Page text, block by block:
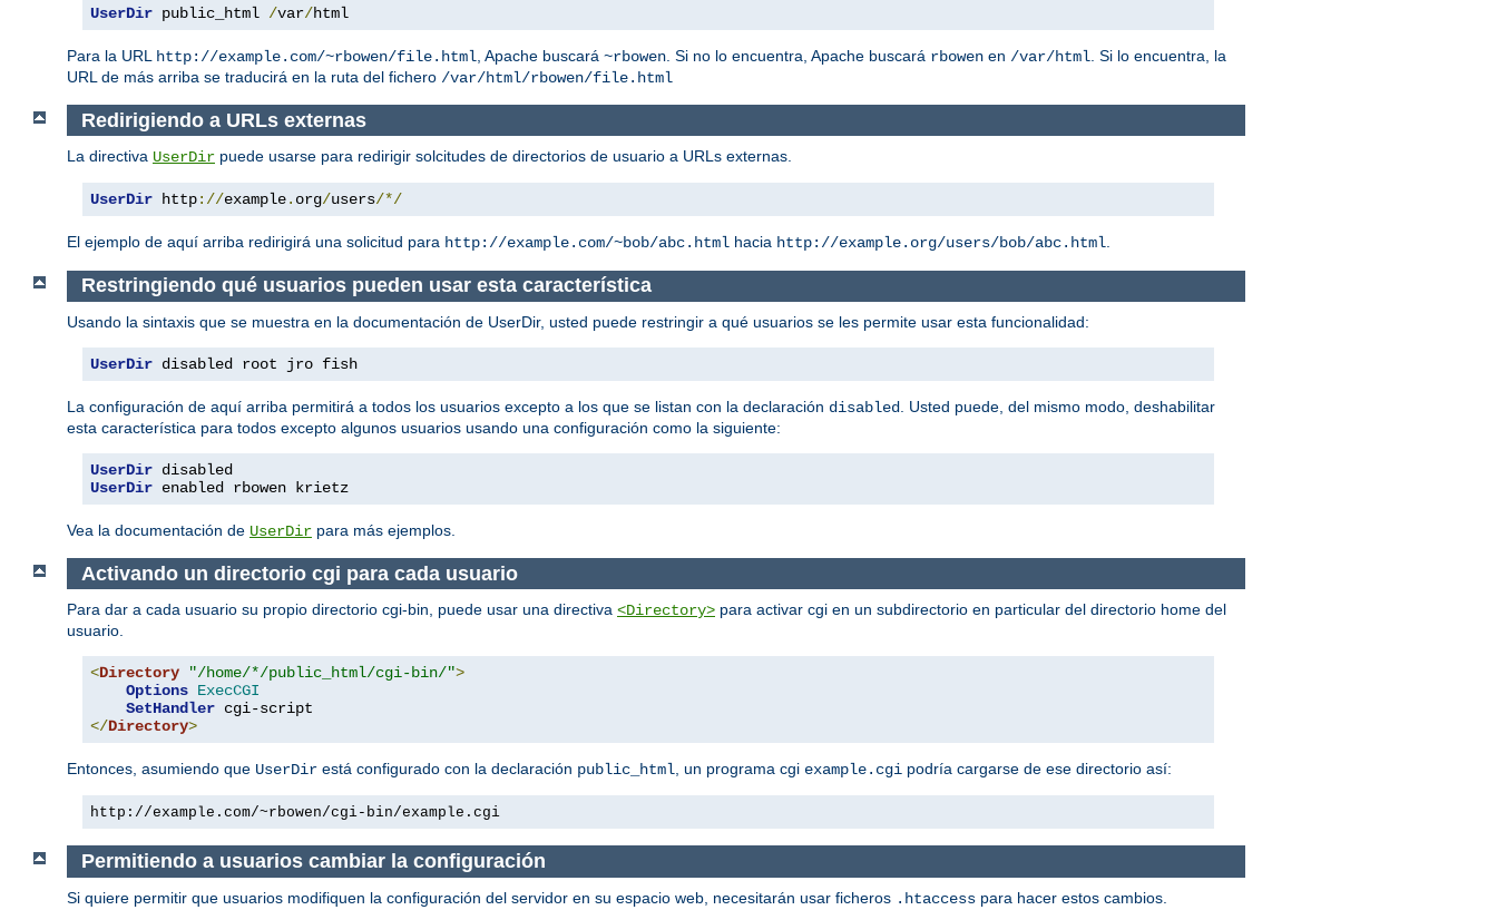
UserDir public_html /var/html
Para la URL http://example.com/~rbowen/file.html , Apache buscará ~rbowen . Si no lo encuentra, Apache buscará rbowen en /var/html . Si lo encuentra, la
URL de más arriba se traducirá en la ruta del fichero /var/html/rbowen/file.html
Redirigiendo a URLs externas
La directiva UserDir puede usarse para redirigir solcitudes de directorios de usuario a URLs externas.
UserDir http://example. org/users/*/
El ejemplo de aquí arriba redirigirá una solicitud para http://example.com/~bob/abc.html hacia http://example.org/users/bob/abc.html.
Restringiendo qué usuarios pueden usar esta característica
Usando la sintaxis que se muestra en la documentación de UserDir, usted puede restringir a qué usuarios se les permite usar esta funcionalidad:
UserDir disabled root jro fish
La configuración de aquí arriba permitirá a todos los usuarios excepto a los que se listan con la declaración disabled
. Usted puede, del mismo modo, deshabilitar
esta característica para todos excepto algunos usuarios usando una configuración como la siguiente:
UserDir
UserDir enabled rbowen krietz
Vea la documentación de UserDir para más ejemplos.
Activando un directorio cgi para cada usuario
Para dar a cada usuario su propio directorio cgi-bin, puede usar una directiva <Directory> para activar cgi en un subdirectorio en particular del directorio home del
usuario.
<Directory "/home/*/public_html/cgi-bin/">
Options ExecCGI
SetHandler
</Directory>
Entonces, asumiendo que UserDir está configurado con la declaración public_html, un programa cgi example.cgi podría cargarse de ese directorio así:
http://example.com/~rbowen/cgi-bin/example.cgi
Permitiendo a usuarios cambiar la configuración
Si quiere permitir que usuarios modifiquen la configuración del servidor en su espacio web, necesitarán usar ficheros .htaccess para hacer estos cambios.